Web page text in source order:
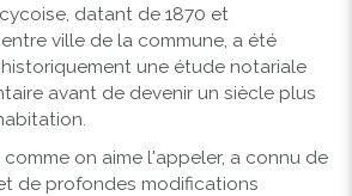
datant de 1870 et
ville de la commune, a été
une étude notariale
avant de devenir un siècle plus
comme on aime l'appeler, a connu de
de profondes modifications